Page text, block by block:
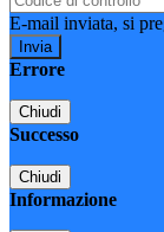
E-mail inviata, si
Errore
Chiudi
Successo
Chiudi
Informazione